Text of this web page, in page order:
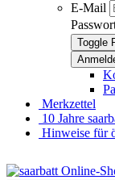
E-Mail
Toggle
Merkzettel
10 Jahre
Hinweise für